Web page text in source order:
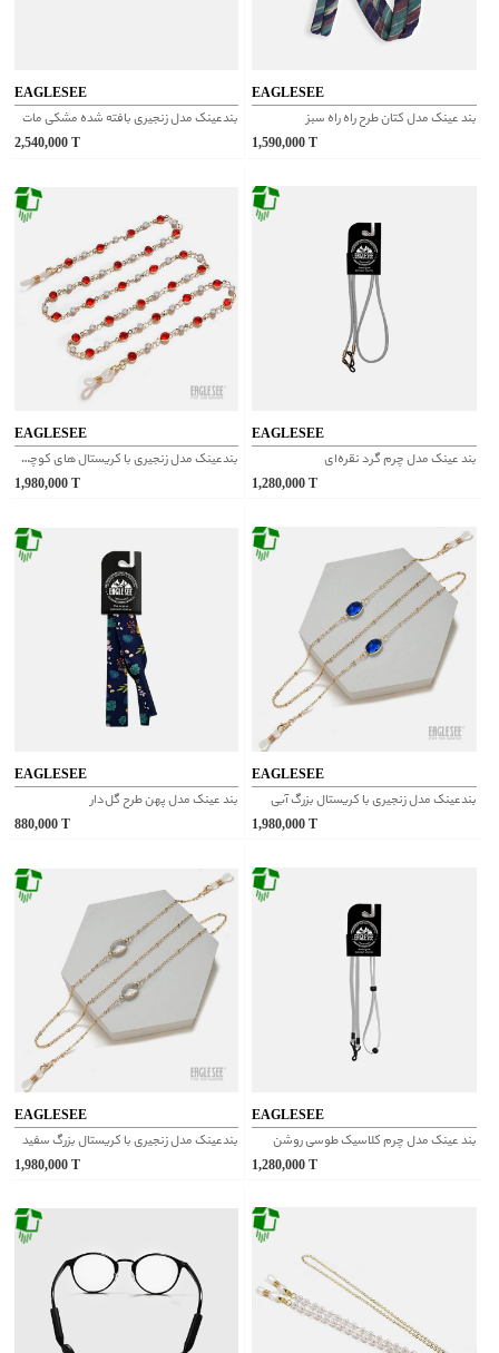
EAGLESEE
بندعینک مدل زنجیری بافته شده مشکی مات
2,540,000
EAGLESEE
بند عینک مدل کتان طرح راه راه سبز
1,590,000
EAGLESEE
بندعینک مدل زنجیری با کریستال های کوچک قرمز
1,980,000
EAGLESEE
بند عینک مدل چرم گرد نقره‌ای
1,280,000
EAGLESEE
بند عینک مدل پهن طرح گل‌دار
880,000
EAGLESEE
بندعینک مدل زنجیری با کریستال بزرگ آبی
1,980,000
EAGLESEE
بندعینک مدل زنجیری با کریستال بزرگ سفید
1,980,000
EAGLESEE
بند عینک مدل چرم کلاسیک طوسی روشن
1,280,000